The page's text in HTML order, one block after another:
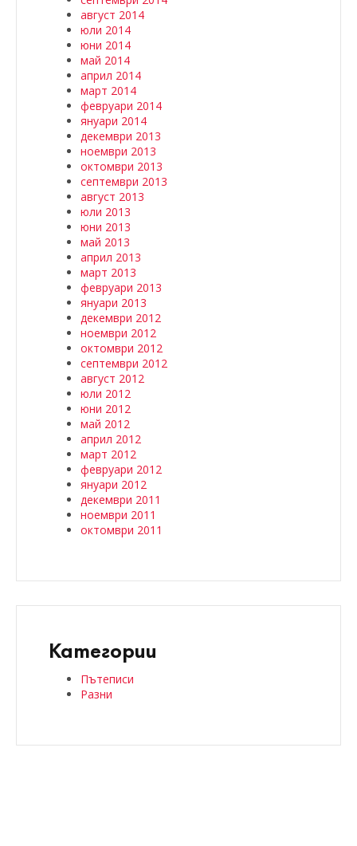
август 2014
юли 2014
юни 2014
май 2014
април 2014
март 2014
февруари 2014
януари 2014
декември 2013
ноември 2013
октомври 2013
септември 2013
август 2013
юли 2013
юни 2013
май 2013
април 2013
март 2013
февруари 2013
януари 2013
декември 2012
ноември 2012
октомври 2012
септември 2012
август 2012
юли 2012
юни 2012
май 2012
април 2012
март 2012
февруари 2012
януари 2012
декември 2011
ноември 2011
октомври 2011
Категории
Пътеписи
Разни